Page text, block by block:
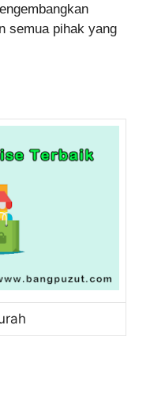
semua pihak yang